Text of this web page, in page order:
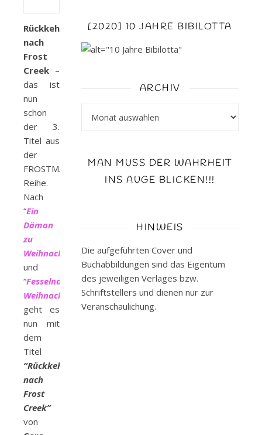
Rückkehr
nach
Frost
Creek –
das ist
nun
schon
der 3.
Titel aus
der
FROSTMAGIE
Reihe.
Nach
“Ein
Dämon
zu
Weihnachten
und
“Fesselnde
Weihnachten
geht es
nun mit
dem
Titel
“Rückkehr
nach
Frost
Creek”
von
[2020] 10 JAHRE BIBILOTTA
ARCHIV
MAN MUSS DER WAHRHEIT
INS AUGE BLICKEN!!!
HINWEIS
Die aufgeführten Cover und
Buchabbildungen sind das Eigentum
des jeweiligen Verlages bzw.
Schriftstellers und dienen nur zur
Veranschaulichung.